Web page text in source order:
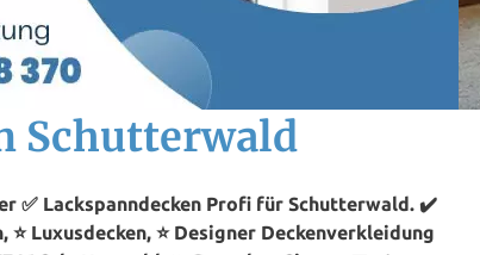
Schutterwald
✅ Lackspanndecken Profi für Schutterwald. ✔️
⭐ Luxusdecken, ⭐ Designer Deckenverkleidung